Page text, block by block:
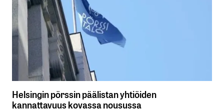
Helsingin pörssin päälistan yhtiöiden
kannattavuus kovassa nousussa